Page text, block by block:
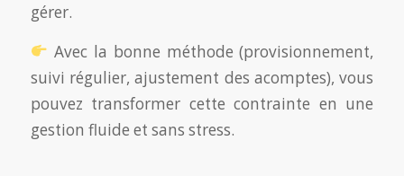
gérer.
Avec la bonne méthode (provisionnement,
suivi régulier, ajustement des acomptes), vous
pouvez transformer cette contrainte en une
gestion fluide et sans stress.